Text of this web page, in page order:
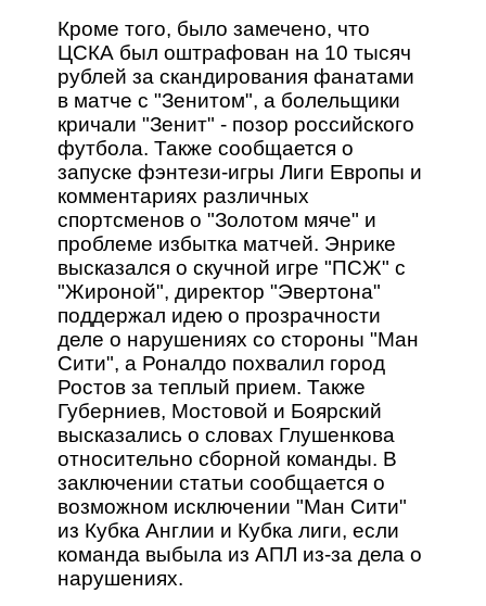
Кроме того, было замечено, что
ЦСКА был оштрафован на 10 тысяч
рублей за скандирования фанатами
в матче с "Зенитом", а болельщики
кричали "Зенит" - позор российского
футбола. Также сообщается о
запуске фэнтези-игры Лиги Европы и
комментариях различных
спортсменов о "Золотом мяче" и
проблеме избытка матчей. Энрике
высказался о скучной игре "ПСЖ" с
"Жироной", директор "Эвертона"
поддержал идею о прозрачности
деле о нарушениях со стороны "Ман
Сити", а Роналдо похвалил город
Ростов за теплый прием. Также
Губерниев, Мостовой и Боярский
высказались о словах Глушенкова
относительно сборной команды. В
заключении статьи сообщается о
возможном исключении "Ман Сити"
из Кубка Англии и Кубка лиги, если
команда выбыла из АПЛ из-за дела о
нарушениях.